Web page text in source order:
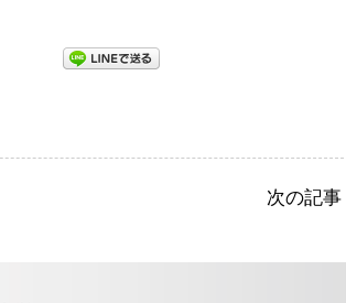
次の記事